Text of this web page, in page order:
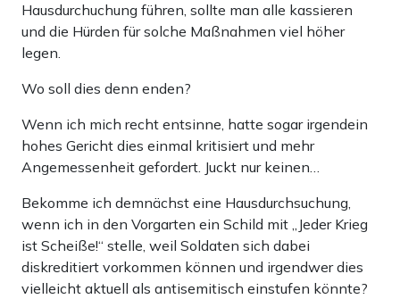
Hausdurchuchung führen, sollte man alle kassieren
und die Hürden für solche Maßnahmen viel höher
legen.
Wo soll dies denn enden?
Wenn ich mich recht entsinne, hatte sogar irgendein
hohes Gericht dies einmal kritisiert und mehr
Angemessenheit gefordert. Juckt nur keinen…
Bekomme ich demnächst eine Hausdurchsuchung,
wenn ich in den Vorgarten ein Schild mit „Jeder Krieg
ist Scheiße!“ stelle, weil Soldaten sich dabei
diskreditiert vorkommen können und irgendwer dies
vielleicht aktuell als antisemitisch einstufen könnte?